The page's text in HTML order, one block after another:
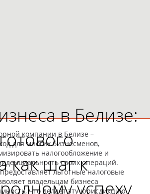
в Белизе:
шаг к
успеху
компании в Белизе –
для многих бизнесменов,
налогообложение и
своих операций.
льготные налоговые
владельцам бизнеса
что делает эту юрисдикцию